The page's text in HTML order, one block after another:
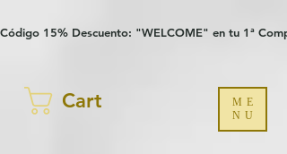
Código 15% Descuento: "WELCOME" en tu 1ª
Cart
ME
NU